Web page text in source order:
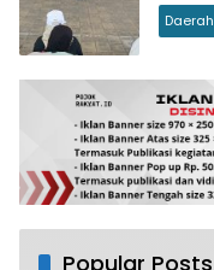
Daerah
Popular Posts